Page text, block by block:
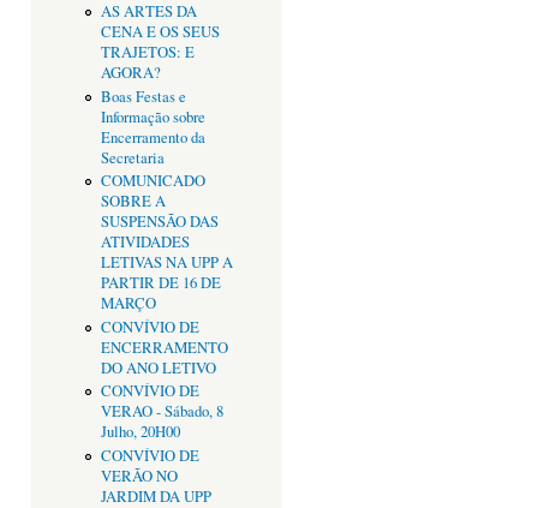
AS ARTES DA
CENA E OS SEUS
TRAJETOS: E
AGORA?
Boas Festas e
Informação sobre
Encerramento da
Secretaria
COMUNICADO
SOBRE A
SUSPENSÃO DAS
ATIVIDADES
LETIVAS NA UPP A
PARTIR DE 16 DE
MARÇO
CONVÍVIO DE
ENCERRAMENTO
DO ANO LETIVO
CONVÍVIO DE
VERAO - Sábado, 8
Julho, 20H00
CONVÍVIO DE
VERÃO NO
JARDIM DA UPP